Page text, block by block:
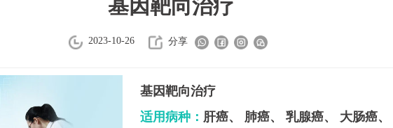
基因靶向治疗
2023-10-26 分享
基因靶向治疗
适用病种： 肝癌、 肺癌、 乳腺癌、 大肠癌